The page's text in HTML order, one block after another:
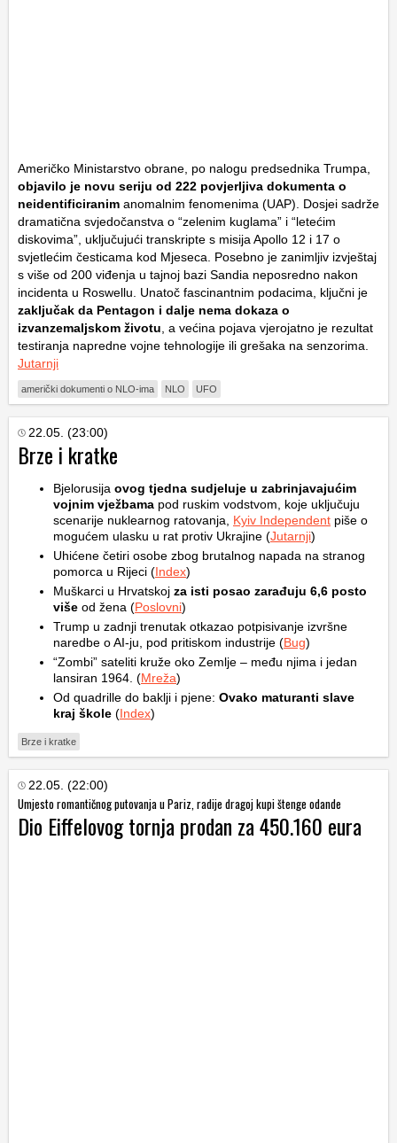
Američko Ministarstvo obrane, po nalogu predsednika Trumpa,
objavilo je novu seriju od 222 povjerljiva dokumenta o
neidentificiranim anomalnim fenomenima (UAP). Dosjei sadrže
dramatična svjedočanstva o “zelenim kuglama” i “letećim
diskovima”, uključujući transkripte s misija Apollo 12 i 17 o
svjetlećim česticama kod Mjeseca. Posebno je zanimljiv izvještaj
s više od 200 viđenja u tajnoj bazi Sandia neposredno nakon
incidenta u Roswellu. Unatoč fascinantnim podacima, ključni je
zaključak da Pentagon i dalje nema dokaza o
izvanzemaljskom životu , a većina pojava vjerojatno je rezultat
testiranja napredne vojne tehnologije ili grešaka na senzorima.
Jutarnji
američki dokumenti o NLO-ima NLO UFO
22.05. (23:00)
Brze i kratke
Bjelorusija ovog tjedna sudjeluje u zabrinjavajućim
vojnim vježbama pod ruskim vodstvom, koje uključuju
scenarije nuklearnog ratovanja, Kyiv Independent piše o
mogućem ulasku u rat protiv Ukrajine (Jutarnji)
Uhićene četiri osobe zbog brutalnog napada na stranog
pomorca u Rijeci (Index)
Muškarci u Hrvatskoj za isti posao zarađuju 6,6 posto
više od žena (Poslovni)
Trump u zadnji trenutak otkazao potpisivanje izvršne
naredbe o AI-ju, pod pritiskom industrije (Bug)
“Zombi” sateliti kruže oko Zemlje – među njima i jedan
lansiran 1964. (Mreža)
Od quadrille do baklji i pjene: Ovako maturanti slave
kraj škole (Index)
Brze i kratke
22.05. (22:00)
Umjesto romantičnog putovanja u Pariz, radije dragoj kupi štenge odande
Dio Eiffelovog tornja prodan za 450.160 eura